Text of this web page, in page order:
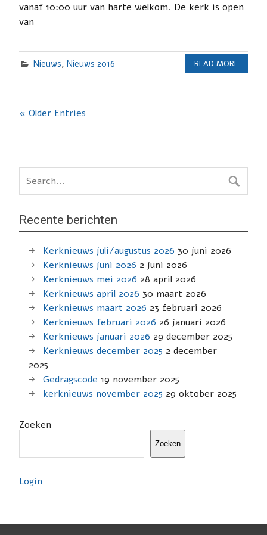
vanaf 10:00 uur van harte welkom. De kerk is open
van
Nieuws, Nieuws 2016 READ MORE
« Older Entries
Recente berichten
Kerknieuws juli/augustus 2026 30 juni 2026
Kerknieuws juni 2026 2 juni 2026
Kerknieuws mei 2026 28 april 2026
Kerknieuws april 2026 30 maart 2026
Kerknieuws maart 2026 23 februari 2026
Kerknieuws februari 2026 26 januari 2026
Kerknieuws januari 2026 29 december 2025
Kerknieuws december 2025 2 december
2025
Gedragscode 19 november 2025
kerknieuws november 2025 29 oktober 2025
Zoeken
Zoeken
Login